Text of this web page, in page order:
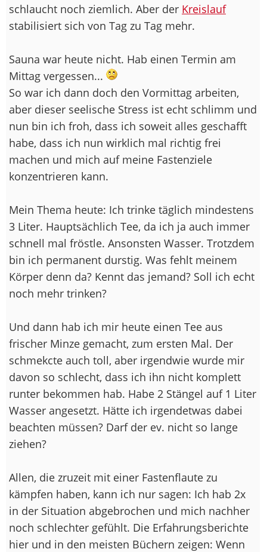
schlaucht noch ziemlich. Aber der Kreislauf
stabilisiert sich von Tag zu Tag mehr.
Sauna war heute nicht. Hab einen Termin am
Mittag vergessen...
So war ich dann doch den Vormittag arbeiten,
aber dieser seelische Stress ist echt schlimm und
nun bin ich froh, dass ich soweit alles geschafft
habe, dass ich nun wirklich mal richtig frei
machen und mich auf meine Fastenziele
konzentrieren kann.
Mein Thema heute: Ich trinke täglich mindestens
3 Liter. Hauptsächlich Tee, da ich ja auch immer
schnell mal fröstle. Ansonsten Wasser. Trotzdem
bin ich permanent durstig. Was fehlt meinem
Körper denn da? Kennt das jemand? Soll ich echt
noch mehr trinken?
Und dann hab ich mir heute einen Tee aus
frischer Minze gemacht, zum ersten Mal. Der
schmekcte auch toll, aber irgendwie wurde mir
davon so schlecht, dass ich ihn nicht komplett
runter bekommen hab. Habe 2 Stängel auf 1 Liter
Wasser angesetzt. Hätte ich irgendetwas dabei
beachten müssen? Darf der ev. nicht so lange
ziehen?
Allen, die zruzeit mit einer Fastenflaute zu
kämpfen haben, kann ich nur sagen: Ich hab 2x
in der Situation abgebrochen und mich nachher
noch schlechter gefühlt. Die Erfahrungsberichte
hier und in den meisten Büchern zeigen: Wenn